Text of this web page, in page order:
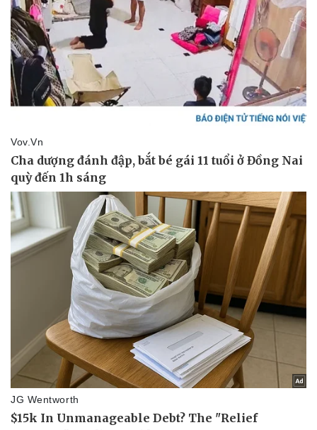
Pháp luật
Vụ án
Tin nóng
Tư vấn luật
Quân sự - Quốc phòng
Vũ khí
Phân tích